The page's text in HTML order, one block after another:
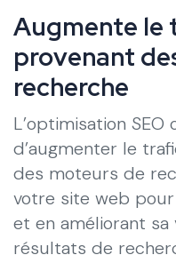
Augmente le
provenant
recherche
L’optimisation SEO
d’augmenter le
des moteurs de
votre site web
et en améliorant
résultats de